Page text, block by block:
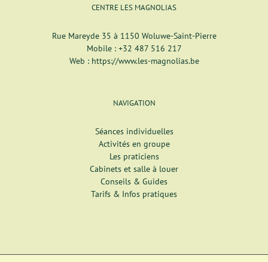
CENTRE LES MAGNOLIAS
Rue Mareyde 35 à 1150 Woluwe-Saint-Pierre
Mobile : +32 487 516 217
Web : https://www.les-magnolias.be
NAVIGATION
Séances individuelles
Activités en groupe
Les praticiens
Cabinets et salle à louer
Conseils & Guides
Tarifs & Infos pratiques